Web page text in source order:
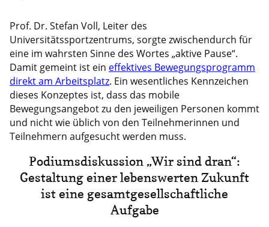
Prof. Dr. Stefan Voll, Leiter des
Universitätssportzentrums, sorgte zwischendurch für
eine im wahrsten Sinne des Wortes „aktive Pause“.
Damit gemeint ist ein effektives Bewegungsprogramm
direkt am Arbeitsplatz. Ein wesentliches Kennzeichen
dieses Konzeptes ist, dass das mobile
Bewegungsangebot zu den jeweiligen Personen kommt
und nicht wie üblich von den Teilnehmerinnen und
Teilnehmern aufgesucht werden muss.
Podiumsdiskussion „Wir sind dran“:
Gestaltung einer lebenswerten Zukunft
ist eine gesamtgesellschaftliche
Aufgabe